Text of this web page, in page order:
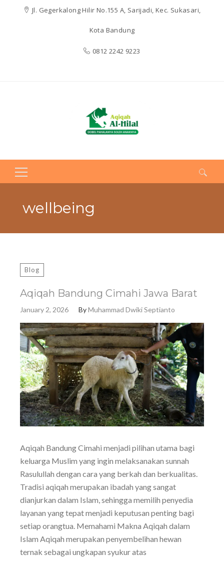
Jl. Gegerkalong Hilir No.155 A, Sarijadi, Kec. Sukasari,
Kota Bandung
0812 2242 9223
Search
for:wellbeing
Blog
Aqiqah Bandung Cimahi Jawa Barat
January 2, 2026 ByMuhammad Dwiki Septianto
Aqiqah Bandung Cimahi menjadi pilihan utama bagi
keluarga Muslim yang ingin melaksanakan sunnah
Rasulullah dengan cara yang berkah dan berkualitas.
Tradisi aqiqah merupakan ibadah yang sangat
dianjurkan dalam Islam, sehingga memilih penyedia
layanan yang tepat menjadi keputusan penting bagi
setiap orangtua. Memahami Makna Aqiqah dalam
Islam Aqiqah merupakan penyembelihan hewan
ternak sebagai ungkapan syukur atas